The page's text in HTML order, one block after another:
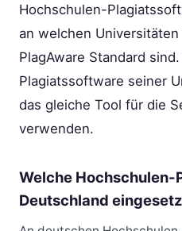
Hochschulen-
an welchen
PlagAware Standard
Plagiatssoftware seiner
das gleiche Tool für die
verwenden.
Welche
Deutschland